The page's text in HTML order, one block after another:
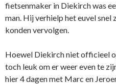
fietsenmaker in Diekirch was
man. Hij verhielp het euvel
konden vervolgen.
Hoewel Diekirch niet officieel
toch leuk om er weer even te
hier 4 dagen met Marc en